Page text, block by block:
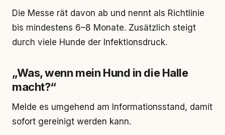
Die Messe rät davon ab und nennt als Richtlinie
bis mindestens 6–8 Monate. Zusätzlich steigt
durch viele Hunde der Infektionsdruck.
„Was, wenn mein Hund in die Halle
macht?“
Melde es umgehend am Informationsstand, damit
sofort gereinigt werden kann.